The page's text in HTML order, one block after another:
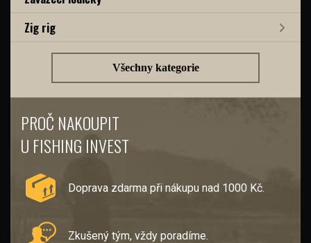
Zig rig
Všechny kategorie
PROČ NAKOUPIT
U FISHING INVEST
Doprava zdarma při nákupu nad 1000 Kč.
Zkušený tým, vždy poradíme.